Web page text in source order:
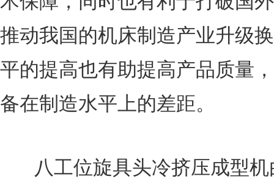
推动我国的机床制造产业升级
平的提高也有助提高产品质量
备在制造水平上的差距。
八工位旋具头冷挤压成型机